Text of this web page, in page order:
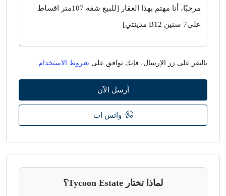
بالنقر على زر الإرسال، فإنك توافق على شروط الاستخدام
أرسل الآن
واتس اب
لماذا تختار Tycoon Estate؟